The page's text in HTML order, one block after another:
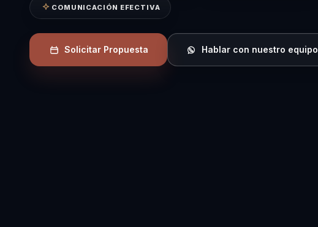
COMUNICACIÓN EFECTIVA
Solicitar Propuesta Hablar con nuestro equipo